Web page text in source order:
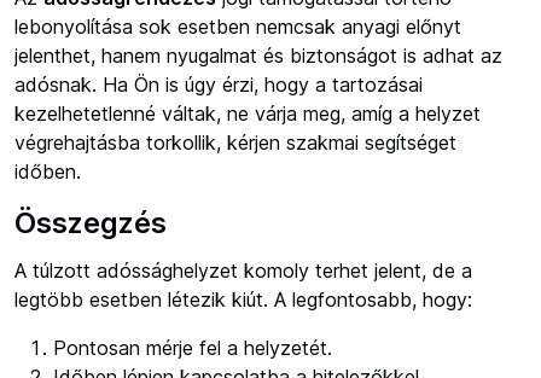
lebonyolítása sok esetben nemcsak anyagi előnyt
jelenthet, hanem nyugalmat és biztonságot is adhat az
adósnak. Ha Ön is úgy érzi, hogy a tartozásai
kezelhetetlenné váltak, ne várja meg, amíg a helyzet
végrehajtásba torkollik, kérjen szakmai segítséget
időben.
Összegzés
A túlzott adóssághelyzet komoly terhet jelent, de a
legtöbb esetben létezik kiút. A legfontosabb, hogy:
Pontosan mérje fel a helyzetét.